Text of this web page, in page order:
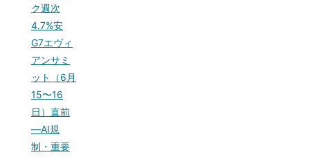
ク週次
4.7%安
G7エヴィ
アンサミ
ット（6月
15〜16
日）直前
—AI規
制・重要